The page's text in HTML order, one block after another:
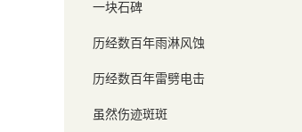
一块石碑
历经数百年雨淋风蚀
历经数百年雷劈电击
虽然伤迹斑斑